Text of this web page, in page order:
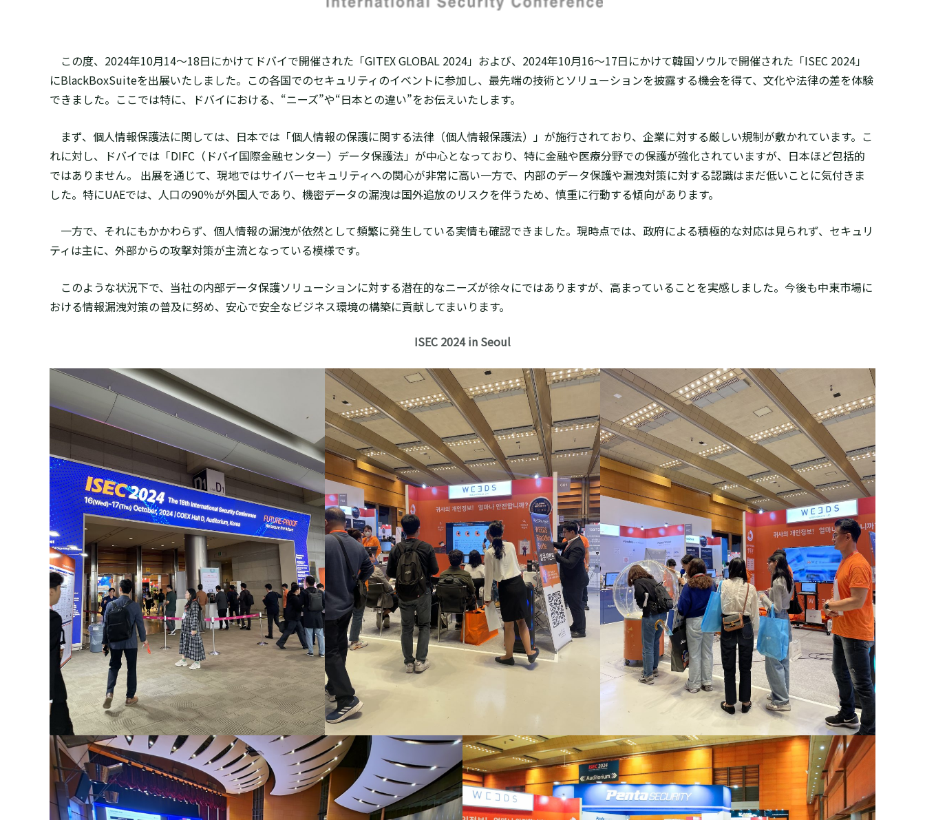
この度、2024年10月14～18日にかけてドバイで開催された「GITEX GLOBAL 2024」および、2024年10月16～17日にかけて韓国ソウルで開催された「ISEC 2024」
にBlackBoxSuiteを出展いたしました。この各国でのセキュリティのイベントに参加し、最先端の技術とソリューションを披露する機会を得て、文化や法律の差を体験
できました。ここでは特に、ドバイにおける、“ニーズ”や“日本との違い”をお伝えいたします。
まず、個人情報保護法に関しては、日本では「個人情報の保護に関する法律（個人情報保護法）」が施行されており、企業に対する厳しい規制が敷かれています。こ
れに対し、ドバイでは「DIFC（ドバイ国際金融センター）データ保護法」が中心となっており、特に金融や医療分野での保護が強化されていますが、日本ほど包括的
ではありません。 出展を通じて、現地ではサイバーセキュリティへの関心が非常に高い一方で、内部のデータ保護や漏洩対策に対する認識はまだ低いことに気付きま
した。特にUAEでは、人口の90％が外国人であり、機密データの漏洩は国外追放のリスクを伴うため、慎重に行動する傾向があります。
一方で、それにもかかわらず、個人情報の漏洩が依然として頻繁に発生している実情も確認できました。現時点では、政府による積極的な対応は見られず、セキュリ
ティは主に、外部からの攻撃対策が主流となっている模様です。
このような状況下で、当社の内部データ保護ソリューションに対する潜在的なニーズが徐々にではありますが、高まっていることを実感しました。今後も中東市場に
おける情報漏洩対策の普及に努め、安心で安全なビジネス環境の構築に貢献してまいります。
ISEC 2024 in Seoul